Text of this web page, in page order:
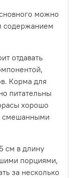
можно
содержанием
отдавать
Корма для
питательны
хорошо
смешанными
см в длину
порциями,
за несколько